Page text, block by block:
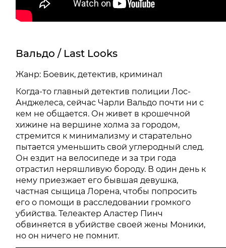
Вальдо / Last Looks
Жанр: Боевик, детектив, криминал
Когда-то главный детектив полиции Лос-
Анджелеса, сейчас Чарли Вальдо почти ни с
кем не общается. Он живет в крошечной
хижине на вершине холма за городом,
стремится к минимализму и старательно
пытается уменьшить свой углеродный след.
Он ездит на велосипеде и за три года
отрастил неряшливую бороду. В один день к
нему приезжает его бывшая девушка,
частная сыщица Лорена, чтобы попросить
его о помощи в расследовании громкого
убийства. Телеактер Аластер Пинч
обвиняется в убийстве своей жены Моники,
но он ничего не помнит.